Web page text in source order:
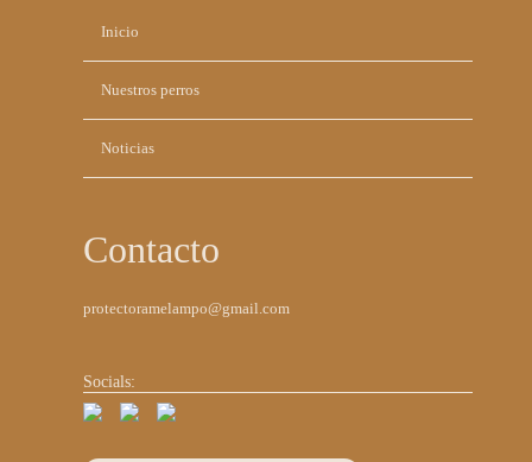
navegación
Inicio
Nuestros perros
Noticias
Contacto
protectoramelampo@gmail.com
Socials: